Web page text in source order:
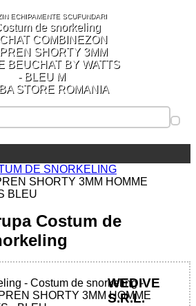
ECHIPAMENTE SCUFUNDARI
STORE ROMANIA
DE SNORKELING
SHORTY 3MM HOMME
BLEU
Costum de
WEDIVE
S.R.L.